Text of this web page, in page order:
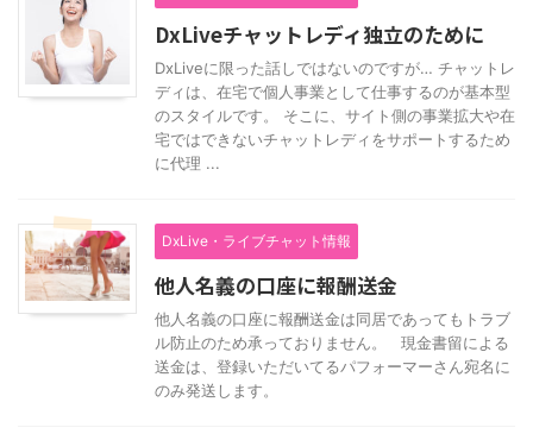
DxLiveチャットレディ独立のために
DxLiveに限った話しではないのですが… チャットレ
ディは、在宅で個人事業として仕事するのが基本型
のスタイルです。 そこに、サイト側の事業拡大や在
宅ではできないチャットレディをサポートするため
に代理 ...
DxLive・ライブチャット情報
他人名義の口座に報酬送金
他人名義の口座に報酬送金は同居であってもトラブ
ル防止のため承っておりません。 現金書留による
送金は、登録いただいてるパフォーマーさん宛名に
のみ発送します。